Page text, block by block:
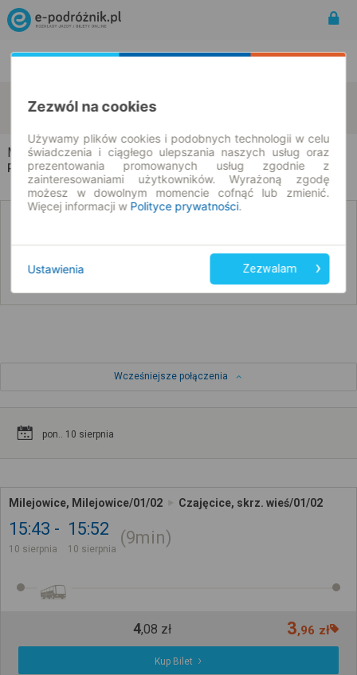
Milejowice
Czajęcice
Milejowice → Czajęcice
Rozkład jazdy i bilety
Poniżej przedstawiamy dostępne połączenia z innych dat
Wcześniejsze połączenia
pon.. 10 sierpnia
Milejowice, Milejowice/01/02 Czajęcice, skrz. wieś/01/02
15:43
10 sierpnia
15:52
10 sierpnia
9min
4,08 zł 3,96 zł
Kup Bilet
Zezwól na cookies
Używamy plików cookies i podobnych technologii w celu
świadczenia i ciągłego ulepszania naszych usług oraz
prezentowania promowanych usług zgodnie z
zainteresowaniami użytkowników. Wyrażoną zgodę
możesz w dowolnym momencie cofnąć lub zmienić.
Więcej informacji w Polityce prywatności.
Ustawienia Zezwalam